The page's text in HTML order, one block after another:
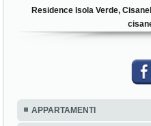
Residence Isola Verde,
APPARTAMENTI